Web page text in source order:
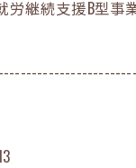
継続支援B型事